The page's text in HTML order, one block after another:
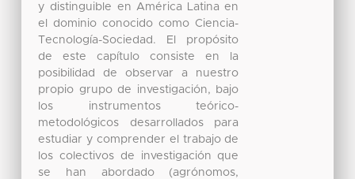
y distinguible en América Latina en
el dominio conocido como Ciencia-
Tecnología-Sociedad. El propósito
de este capítulo consiste en la
posibilidad de observar a nuestro
propio grupo de investigación, bajo
los instrumentos teórico-
metodológicos desarrollados para
estudiar y comprender el trabajo de
los colectivos de investigación que
se han abordado (agrónomos,